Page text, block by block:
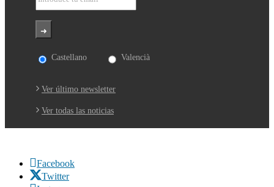
Castellano Valencià
Ver último newsletter
Ver todas las noticias
Facebook
Twitter